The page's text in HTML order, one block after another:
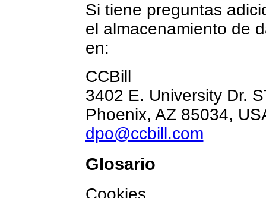
Si tiene preguntas
el almacenamiento de
en:
CCBill
3402 E. University Dr.
Phoenix, AZ 85034,
dpo@ccbill.com
Glosario